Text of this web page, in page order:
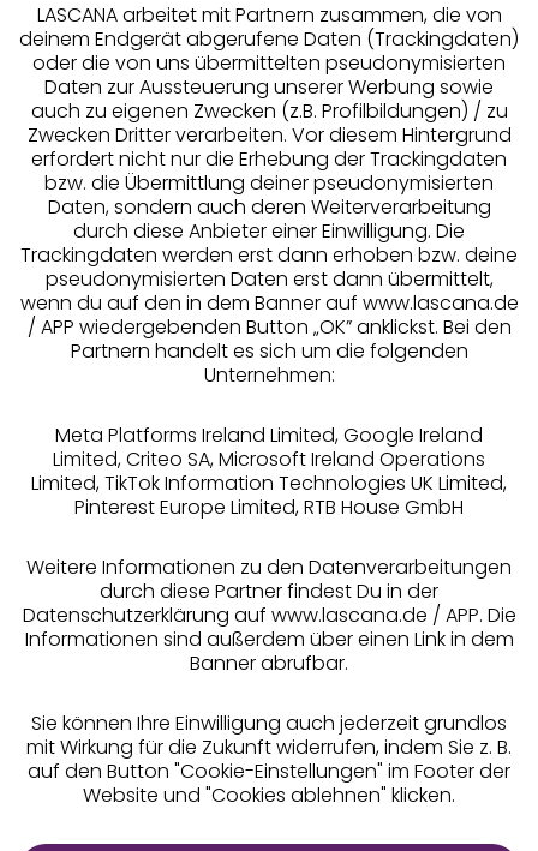
Services
Beratung
Über uns
Rechtliches
Alle Preise inkl. MwSt., zzgl.
Versandkosten
LASCANA arbeitet mit Partnern zusammen, die von
deinem Endgerät abgerufene Daten (Trackingdaten)
oder die von uns übermittelten pseudonymisierten
Daten zur Aussteuerung unserer Werbung sowie
auch zu eigenen Zwecken (z.B. Profilbildungen) / zu
Zwecken Dritter verarbeiten. Vor diesem Hintergrund
erfordert nicht nur die Erhebung der Trackingdaten
bzw. die Übermittlung deiner pseudonymisierten
Daten, sondern auch deren Weiterverarbeitung
durch diese Anbieter einer Einwilligung. Die
Trackingdaten werden erst dann erhoben bzw. deine
pseudonymisierten Daten erst dann übermittelt,
wenn du auf den in dem Banner auf www.lascana.de
/ APP wiedergebenden Button „OK” anklickst. Bei den
Partnern handelt es sich um die folgenden
Unternehmen:
Meta Platforms Ireland Limited, Google Ireland
Limited, Criteo SA, Microsoft Ireland Operations
Limited, TikTok Information Technologies UK Limited,
Pinterest Europe Limited, RTB House GmbH
Weitere Informationen zu den Datenverarbeitungen
durch diese Partner findest Du in der
Datenschutzerklärung auf www.lascana.de / APP. Die
Informationen sind außerdem über einen Link in dem
Banner abrufbar.
Sie können Ihre Einwilligung auch jederzeit grundlos
mit Wirkung für die Zukunft widerrufen, indem Sie z. B.
auf den Button "Cookie-Einstellungen" im Footer der
Website und "Cookies ablehnen" klicken.